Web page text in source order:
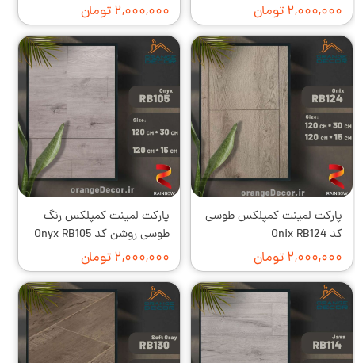
۲,۰۰۰,۰۰۰ تومان ۲,۰۰۰,۰۰۰ تومان
پارکت لمینت کمپلکس طوسی
کد Onix RB124
۲,۰۰۰,۰۰۰ تومان
پارکت لمینت کمپلکس رنگ
طوسی روشن کد Onyx RB105
۲,۰۰۰,۰۰۰ تومان